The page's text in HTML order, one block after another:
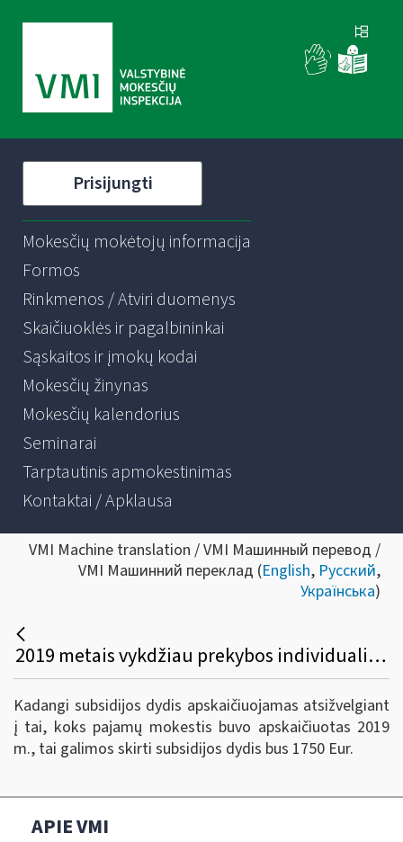
Prisijungti
Mokesčių mokėtojų informacija
Formos
Rinkmenos / Atviri duomenys
Skaičiuoklės ir pagalbininkai
Sąskaitos ir įmokų kodai
Mokesčių žinynas
Mokesčių kalendorius
Seminarai
Tarptautinis apmokestinimas
Kontaktai / Apklausa
VMI Machine translation / VMI Машинный перевод /
VMI Машинний переклад (English, Русский,
Українська)
2019 metais vykdžiau prekybos individualią veiklą pagal pažymą, kurią nutraukiau 2019 m. gruodžio mėnesį. Apskaičiuota pajamų mokesčio suma - 1750 Eur. 2020 metais prekybos veiklai išsiėmiau verslo liudijimą. Koks bus subsidijos dydis?
Kadangi subsidijos dydis apskaičiuojamas atsižvelgiant
į tai, koks pajamų mokestis buvo apskaičiuotas 2019
m., tai galimos skirti subsidijos dydis bus 1750 Eur.
APIE VMI